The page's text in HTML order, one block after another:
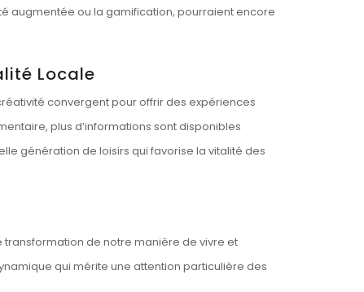
augmentée ou la gamification, pourraient encore
Locale
convergent pour offrir des expériences
plus d’informations sont disponibles
génération de loisirs qui favorise la vitalité des
transformation de notre manière de vivre et
qui mérite une attention particulière des